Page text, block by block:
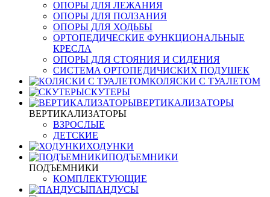
ОПОРЫ ДЛЯ ЛЕЖАНИЯ
ОПОРЫ ДЛЯ ПОЛЗАНИЯ
ОПОРЫ ДЛЯ ХОДЬБЫ
ОРТОПЕДИЧЕСКИЕ ФУНКЦИОНАЛЬНЫЕ
КРЕСЛА
ОПОРЫ ДЛЯ СТОЯНИЯ И СИДЕНИЯ
СИСТЕМА ОРТОПЕДИЧИСКИХ ПОДУШЕК
КОЛЯСКИ С ТУАЛЕТОМ
СКУТЕРЫ
ВЕРТИКАЛИЗАТОРЫ
ВЕРТИКАЛИЗАТОРЫ
ВЗРОСЛЫЕ
ДЕТСКИЕ
ХОДУНКИ
ПОДЪЕМНИКИ
ПОДЪЕМНИКИ
КОМПЛЕКТУЮЩИЕ
ПАНДУСЫ